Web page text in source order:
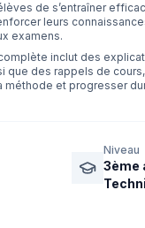
de s’entraîner
leurs
examens.
inclut des
que des rappels de
méthode et progresser
Niveau
3ème